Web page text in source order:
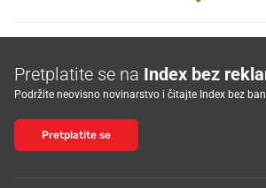
Pretplatite se na Index bez
Podržite neovisno novinarstvo i čitajte Index bez
Pretplatite se